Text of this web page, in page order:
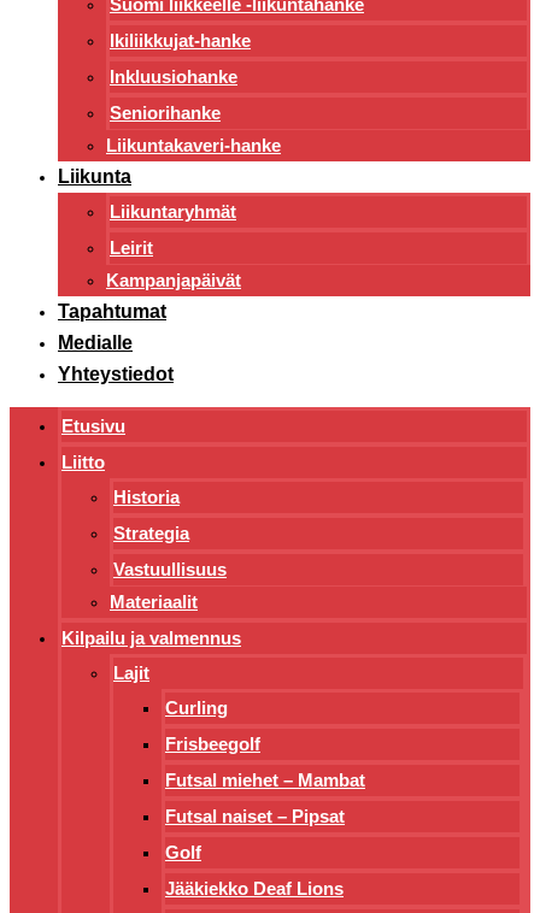
Suomi liikkeelle -liikuntahanke
Ikiliikkujat-hanke
Inkluusiohanke
Seniorihanke
Liikuntakaveri-hanke
Liikunta
Liikuntaryhmät
Leirit
Kampanjapäivät
Tapahtumat
Medialle
Yhteystiedot
Etusivu
Liitto
Historia
Strategia
Vastuullisuus
Materiaalit
Kilpailu ja valmennus
Lajit
Curling
Frisbeegolf
Futsal miehet – Mambat
Futsal naiset – Pipsat
Golf
Jääkiekko Deaf Lions